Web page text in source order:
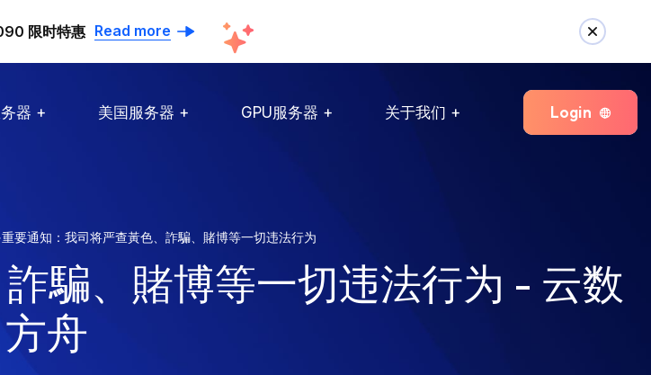
限时特惠 Read more
器 美国服务器 GPU服务器 关于我们 Login
重要通知：我司将严查黃色、詐騙、賭博等一切违法行为
騙、賭博等一切违法行为 - 云数
方舟